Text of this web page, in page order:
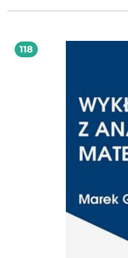
pracy.
118